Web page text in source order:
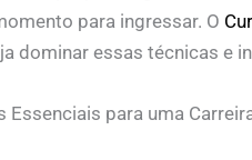
para ingressar. O
dominar essas técnicas e
Essenciais para uma